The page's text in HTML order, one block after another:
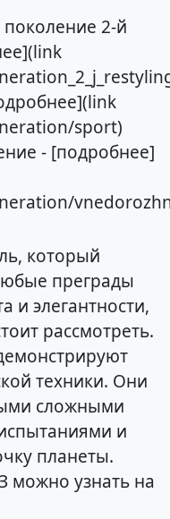
2-й
sport)
- [подробнее]
который
преграды
и элегантности,
рассмотреть.
техники. Они
сложными
и
планеты.
можно узнать на